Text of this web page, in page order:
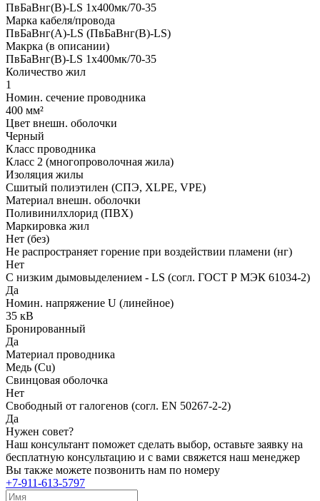
ПвБаВнг(B)-LS 1х400мк/70-35
Марка кабеля/провода
ПвБаВнг(A)-LS (ПвБаВнг(B)-LS)
Макрка (в описании)
ПвБаВнг(B)-LS 1х400мк/70-35
Количество жил
1
Номин. сечение проводника
400 мм²
Цвет внешн. оболочки
Черный
Класс проводника
Класс 2 (многопроволочная жила)
Изоляция жилы
Сшитый полиэтилен (СПЭ, XLPE, VPE)
Материал внешн. оболочки
Поливинилхлорид (ПВХ)
Маркировка жил
Нет (без)
Не распространяет горение при воздействии пламени (нг)
Нет
С низким дымовыделением - LS (согл. ГОСТ Р МЭК 61034-2)
Да
Номин. напряжение U (линейное)
35 кВ
Бронированный
Да
Материал проводника
Медь (Cu)
Свинцовая оболочка
Нет
Свободный от галогенов (согл. EN 50267-2-2)
Да
Нужен совет?
Наш консультант поможет сделать выбор, оставьте заявку на
бесплатную консультацию и с вами свяжется наш менеджер
Вы также можете позвонить нам по номеру
+7-911-613-5797